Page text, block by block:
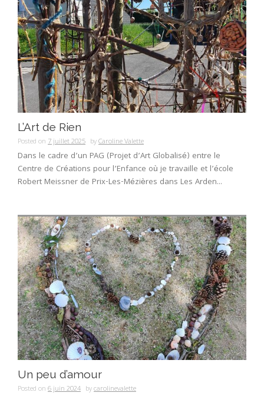
L’Art de Rien
Posted on 7 juillet 2025 byCaroline Valette
Dans le cadre d’un PAG (Projet d’Art Globalisé) entre le
Centre de Créations pour l’Enfance où je travaille et l’école
Robert Meissner de Prix-Les-Mézières dans Les Arden...
Un peu d’amour
Posted on 6 juin 2024 bycarolinevalette